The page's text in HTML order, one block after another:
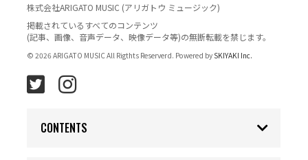
株式会社ARIGATO MUSIC (アリガトウ ミュージック)
掲載されているすべてのコンテンツ
(記事、画像、音声データ、映像データ等)の無断転載を禁じます。
© 2026 ARIGATO MUSIC All Rigthts Reserverd. Powered by SKIYAKI Inc.
CONTENTS